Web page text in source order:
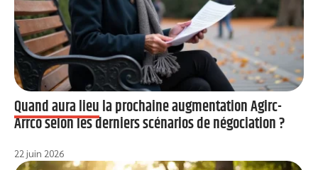
Quand aura lieu la prochaine augmentation Agirc-
Arrco selon les derniers scénarios de négociation ?
22 juin 2026